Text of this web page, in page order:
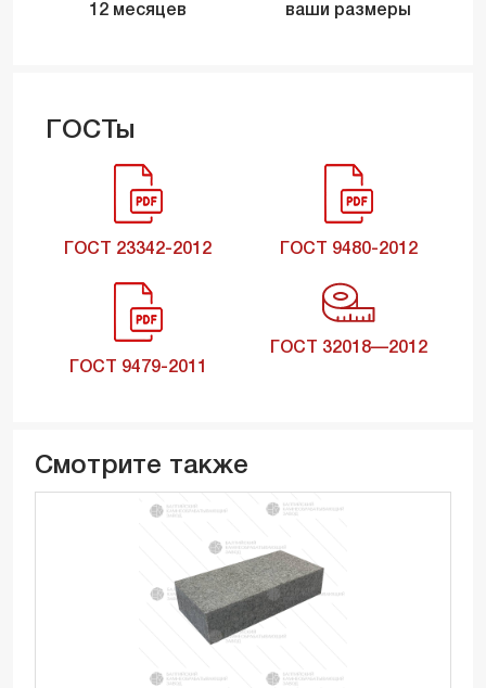
12 месяцев
ваши размеры
ГОСТы
ГОСТ 23342-2012 ГОСТ 9480-2012
ГОСТ 9479-2011
ГОСТ 32018—2012
Смотрите также